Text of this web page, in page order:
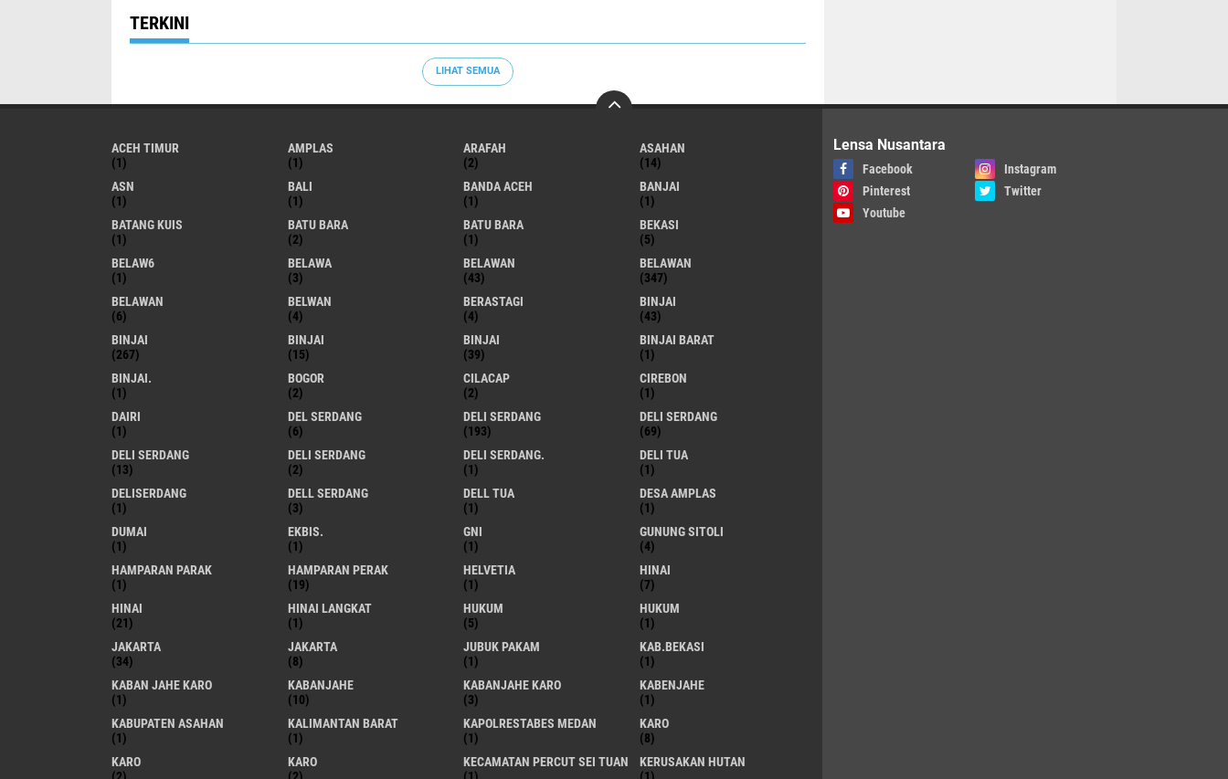
TERKINI
LIHAT SEMUA
ACEH TIMUR
(1)
AMPLAS
(1)
ARAFAH
(2)
ASAHAN
(14)
ASN
(1)
BALI
(1)
BANDA ACEH
(1)
BANJAI
(1)
BATANG KUIS
(1)
BATU BARA
(2)
BATU BARA
(1)
BEKASI
(5)
BELAW6
(1)
BELAWA
(3)
BELAWAN
(43)
BELAWAN
(347)
BELAWAN
(6)
BELWAN
(4)
BERASTAGI
(4)
BINJAI
(43)
BINJAI
(267)
BINJAI
(15)
BINJAI
(39)
BINJAI BARAT
(1)
BINJAI.
(1)
BOGOR
(2)
CILACAP
(2)
CIREBON
(1)
DAIRI
(1)
DEL SERDANG
(6)
DELI SERDANG
(193)
DELI SERDANG
(69)
DELI SERDANG
(13)
DELI SERDANG
(2)
DELI SERDANG.
(1)
DELI TUA
(1)
DELISERDANG
(1)
DELL SERDANG
(3)
DELL TUA
(1)
DESA AMPLAS
(1)
DUMAI
(1)
EKBIS.
(1)
GNI
(1)
GUNUNG SITOLI
(4)
HAMPARAN PARAK
(1)
HAMPARAN PERAK
(19)
HELVETIA
(1)
HINAI
(7)
HINAI
(21)
HINAI LANGKAT
(1)
HUKUM
(5)
HUKUM
(1)
JAKARTA
(34)
JAKARTA
(8)
JUBUK PAKAM
(1)
KAB.BEKASI
(1)
KABAN JAHE KARO
(1)
KABANJAHE
(10)
KABANJAHE KARO
(3)
KABENJAHE
(1)
KABUPATEN ASAHAN
(1)
KALIMANTAN BARAT
(1)
KAPOLRESTABES MEDAN
(1)
KARO
(8)
KARO
(2)
KARO
(2)
KECAMATAN PERCUT SEI TUAN
(1)
KERUSAKAN HUTAN
(1)
Lensa Nusantara
Facebook
Instagram
Pinterest
Twitter
Youtube